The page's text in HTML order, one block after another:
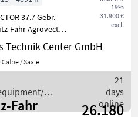
19%
31.900 €
excl.
37.7 Gebr.
Fahr Agrovector
machines
telescopic
Technik Center GmbH
Calbe / Saale
machines /
21
days
online
Fahr
26.180